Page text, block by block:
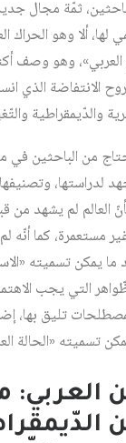
ثمّة مجال
لها، ألا وهو الحراك
العربي»، وهو وصف
الانتفاضة الذي
والدّيمقراطية
من الباحثين في
لدراستها،
العالم لم يشهد
مستعمرة، كما أنّه
يمكن تسميته
التي يجب
تليق بها،
تسميته «الحالة
العربي: